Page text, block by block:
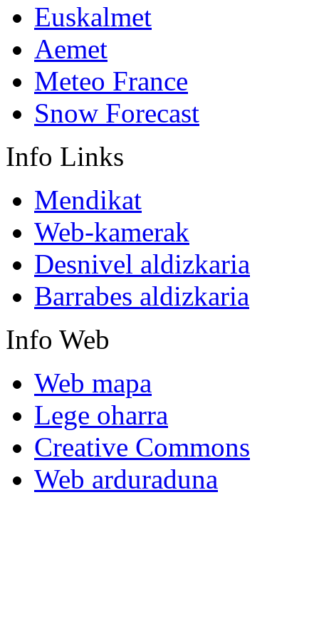
Euskalmet
Aemet
Meteo France
Snow Forecast
Info Links
Mendikat
Web-kamerak
Desnivel aldizkaria
Barrabes aldizkaria
Info Web
Web mapa
Lege oharra
Creative Commons
Web arduraduna